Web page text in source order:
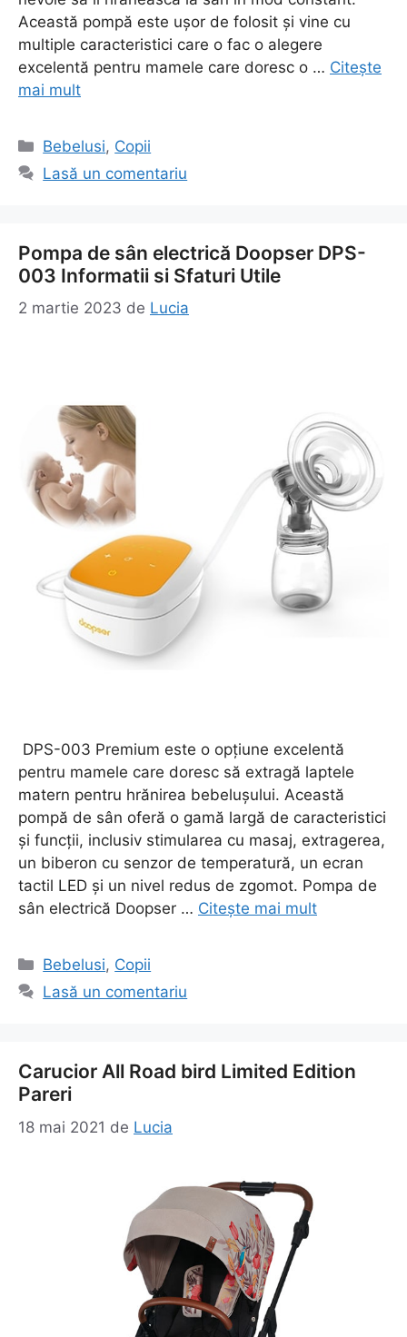
Această pompă este ușor de folosit și vine cu
multiple caracteristici care o fac o alegere
excelentă pentru mamele care doresc o … Citește
mai mult
Categorii
Bebelusi, Copii
Lasă un comentariu
Pompa de sân electrică Doopser DPS-
003 Informatii si Sfaturi Utile
2 martie 2023 de Lucia
DPS-003 Premium este o opțiune excelentă
pentru mamele care doresc să extragă laptele
matern pentru hrănirea bebelușului. Această
pompă de sân oferă o gamă largă de caracteristici
și funcții, inclusiv stimularea cu masaj, extragerea,
un biberon cu senzor de temperatură, un ecran
tactil LED și un nivel redus de zgomot. Pompa de
sân electrică Doopser … Citește mai mult
Categorii
Bebelusi, Copii
Lasă un comentariu
Carucior All Road bird Limited Edition
Pareri
18 mai 2021 de Lucia